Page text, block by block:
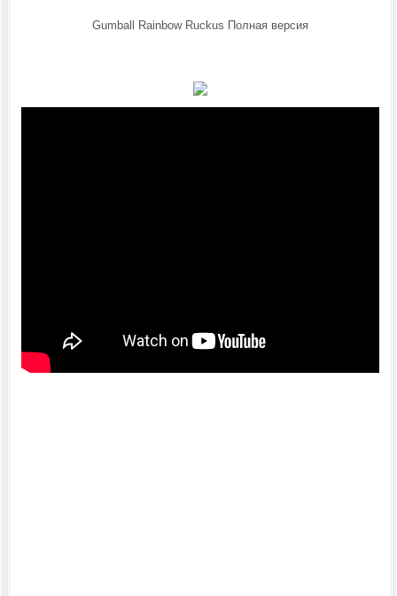
Gumball Rainbow Ruckus Полная версия